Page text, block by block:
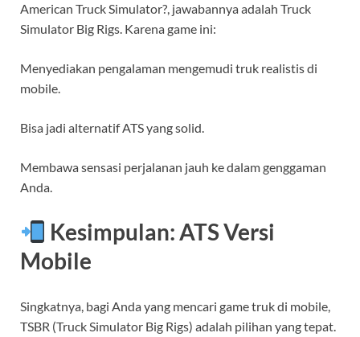
American Truck Simulator?, jawabannya adalah Truck
Simulator Big Rigs. Karena game ini:
Menyediakan pengalaman mengemudi truk realistis di
mobile.
Bisa jadi alternatif ATS yang solid.
Membawa sensasi perjalanan jauh ke dalam genggaman
Anda.
Kesimpulan: ATS Versi
Mobile
Singkatnya, bagi Anda yang mencari game truk di mobile,
TSBR (Truck Simulator Big Rigs) adalah pilihan yang tepat.